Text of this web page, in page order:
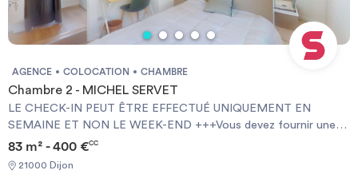
AGENCE COLOCATION CHAMBRE
Chambre 2 - MICHEL SERVET
LE CHECK-IN PEUT ÊTRE EFFECTUÉ UNIQUEMENT EN
SEMAINE ET NON LE WEEK-END +++Vous devez fournir une
Garantie Visale obligatoirement et une assurance habitation+++
[ENG] CHECK-IN CAN ONLY BE DONE ON WEEKDAYS AND
NOT AT WEEKENDS +++You must provide a Visale Guarantee
83 m² - 400 €CC
21000 Dijon